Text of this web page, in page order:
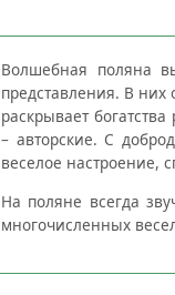
Волшебная поляна
представления. В них
раскрывает
– авторские. С
веселое настроение,
На поляне всегда
многочисленных